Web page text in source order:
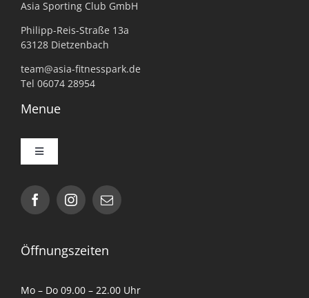
Asia Sporting Club GmbH
Philipp-Reis-Straße 13a
63128 Dietzenbach
team@asia-fitnesspark.de
Tel 06074 28954
Menue
Toggle
Impressum
Öffnungszeiten
Mo – Do 09.00 – 22.00 Uhr